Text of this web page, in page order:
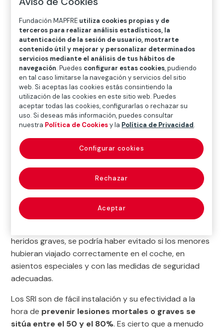
Guía interactiva Bebés y niños seguros en el
coche
La seguridad de los menores cuando viajan en un
vehículo depende de los Sistemas de Retención
Infantil
(SRI), es decir, las sillitas y asientos adaptados
para ellos, con los que se pretende que tragedias
causadas por errores o falta de información no se
repitan. Según la DGT, en Europa cada año fallecen al
menos 1.000 niños y otros 80.000 resultan heridos en
siniestros de circulación. Una terrible realidad que, en
heridos graves, se podría haber evitado si los menores
hubieran viajado correctamente en el coche, en
asientos especiales y con las medidas de seguridad
adecuadas.
Los SRI son de fácil instalación y su efectividad a la
hora de prevenir lesiones mortales o graves se
sitúa entre el 50 y el 80%. Es cierto que a menudo
Fundación MAPFRE utiliza cookies propias y de
terceros para realizar análisis estadísticos, la
autenticación de la sesión de usuario, mostrarte
contenido útil y mejorar y personalizar determinados
servicios mediante el análisis de tus hábitos de
navegación. Puedes configurar estas cookies, pudiendo
en tal caso limitarse la navegación y servicios del sitio
web. Si aceptas las cookies estás consintiendo la
utilización de las cookies en este sitio web. Puedes
aceptar todas las cookies, configurarlas o rechazar su
uso. Si deseas más información, puedes consultar
nuestra Política de Cookiesy la Política de Privacidad.
Rechazar
Aceptar
Configurar cookies